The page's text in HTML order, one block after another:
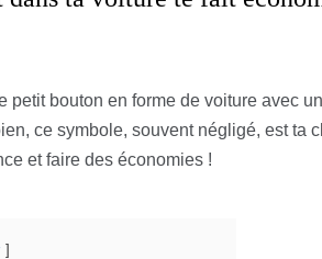
petit bouton en forme de voiture avec
ce symbole, souvent négligé, est ta
et faire des économies !